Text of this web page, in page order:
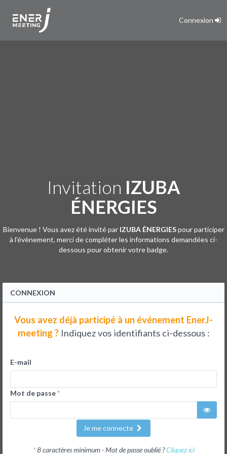
Connexion
Invitation IZUBA
ÉNERGIES
Bienvenue ! Vous avez été invité par IZUBA ÉNERGIESpour participer
à l'évènement, merci de compléter les informations demandées ci-
dessous pour obtenir votre badge.
CONNEXION
Vous avez déjà participé à un événement EnerJ-
meeting ?Indiquez vos identifiants ci-dessous :
E-mail
Mot de passe*
Je me connecte
*8 caractères minimum - Mot de passe oublié ?Cliquez ici